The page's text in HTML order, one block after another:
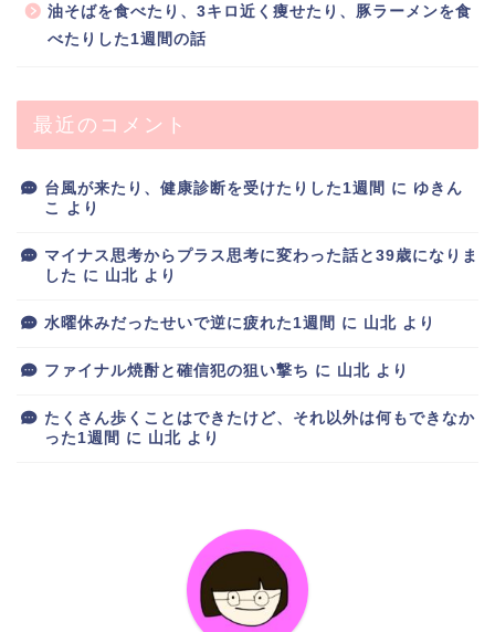
油そばを食べたり、3キロ近く痩せたり、豚ラーメンを食
べたりした1週間の話
最近のコメント
台風が来たり、健康診断を受けたりした1週間 に ゆきん
こ より
マイナス思考からプラス思考に変わった話と39歳になりま
した に 山北 より
水曜休みだったせいで逆に疲れた1週間 に 山北 より
ファイナル焼酎と確信犯の狙い撃ち に 山北 より
たくさん歩くことはできたけど、それ以外は何もできなか
った1週間 に 山北 より